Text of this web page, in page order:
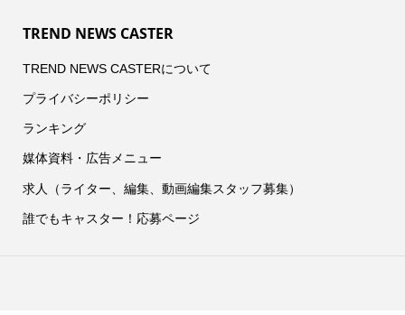
TREND NEWS CASTER
TREND NEWS CASTERについて
プライバシーポリシー
ランキング
媒体資料・広告メニュー
求人（ライター、編集、動画編集スタッフ募集）
誰でもキャスター！応募ページ